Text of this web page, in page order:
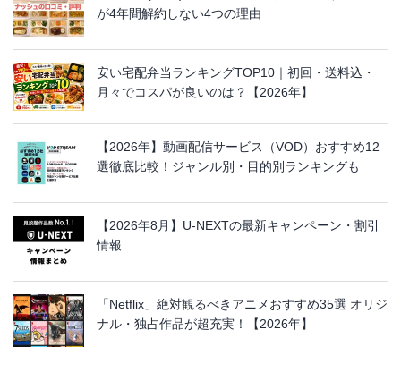
が4年間解約しない4つの理由
安い宅配弁当ランキングTOP10｜初回・送料込・
月々でコスパが良いのは？【2026年】
【2026年】動画配信サービス（VOD）おすすめ12
選徹底比較！ジャンル別・目的別ランキングも
【2026年8月】U-NEXTの最新キャンペーン・割引
情報
「Netflix」絶対観るべきアニメおすすめ35選 オリジ
ナル・独占作品が超充実！【2026年】